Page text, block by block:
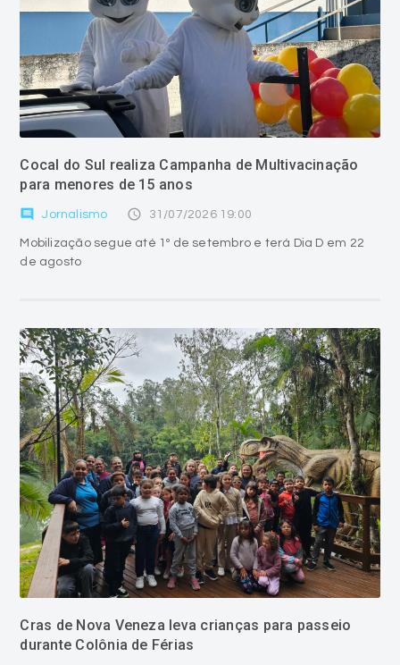
Cocal do Sul realiza Campanha de Multivacinação
para menores de 15 anos
comment Jornalismo access_time 31/07/2026 19:00
Mobilização segue até 1º de setembro e terá Dia D em 22
de agosto
Cras de Nova Veneza leva crianças para passeio
durante Colônia de Férias